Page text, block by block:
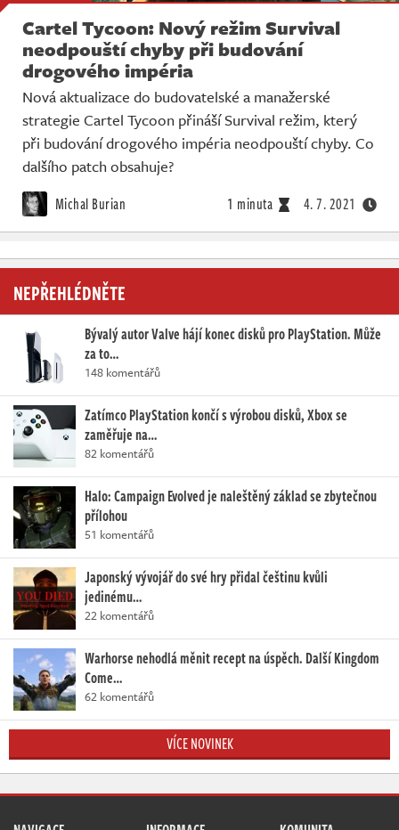
Cartel Tycoon: Nový režim Survival
neodpouští chyby při budování
drogového impéria
Nová aktualizace do budovatelské a manažerské
strategie Cartel Tycoon přináší Survival režim, který
při budování drogového impéria neodpouští chyby. Co
dalšího patch obsahuje?
Michal Burian 1 minuta 4. 7. 2021
NEPŘEHLÉDNĚTE
Bývalý autor Valve hájí konec disků pro PlayStation. Může
za to…
148 komentářů
Zatímco PlayStation končí s výrobou disků, Xbox se
zaměřuje na…
82 komentářů
Halo: Campaign Evolved je naleštěný základ se zbytečnou
přílohou
51 komentářů
Japonský vývojář do své hry přidal češtinu kvůli
jedinému…
22 komentářů
Warhorse nehodlá měnit recept na úspěch. Další Kingdom
Come…
62 komentářů
VÍCE NOVINEK